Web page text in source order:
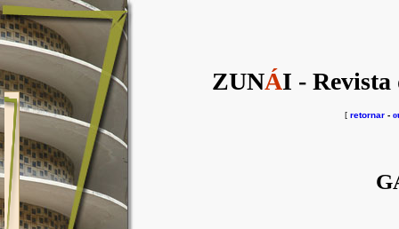
ZUNÁI - Revista
[ retornar -